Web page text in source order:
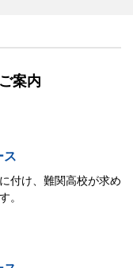
案内
ス
付け、難関高校が求め
。